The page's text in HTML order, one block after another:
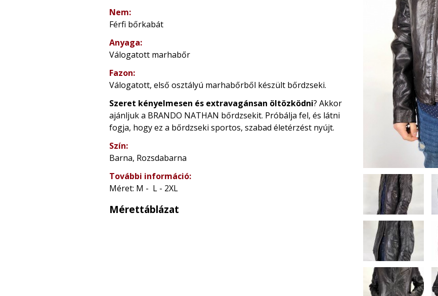
Nem:
Férfi bőrkabát
Anyaga:
Válogatott marhabőr
Fazon:
Válogatott, első osztályú marhabőrből készült bőrdzseki.
Szeret kényelmesen és extravagánsan öltözködni? Akkor
ajánljuk a BRANDO NATHAN bőrdzsekit. Próbálja fel, és látni
fogja, hogy ez a bőrdzseki sportos, szabad életérzést nyújt.
Szín:
Barna, Rozsdabarna
További információ:
Méret: M - L - 2XL
Mérettáblázat